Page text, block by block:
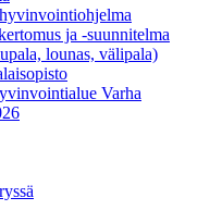
ja -suunnitelma
lounas, välipala)
Varha